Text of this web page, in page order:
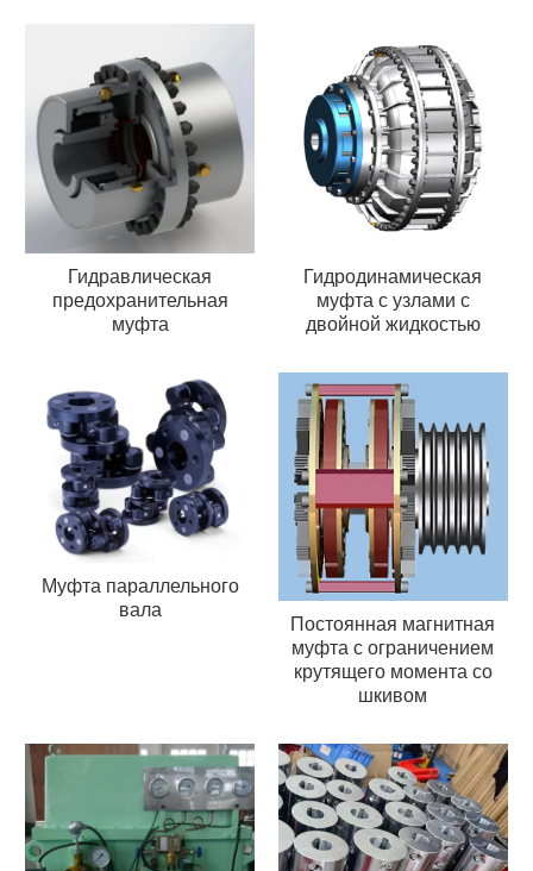
Гидравлическая
предохранительная
муфта
Гидродинамическая
муфта с узлами с
двойной жидкостью
Муфта параллельного
вала
Постоянная магнитная
муфта с ограничением
крутящего момента со
шкивом